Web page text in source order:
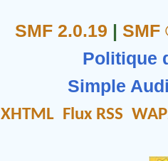
SMF 2.0.19 | SMF
Politique
Simple
XHTML Flux RSS